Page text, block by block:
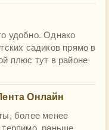
удобно. Однако
садиков прямо в
плюс тут в районе
Онлайн
более менее
раньше